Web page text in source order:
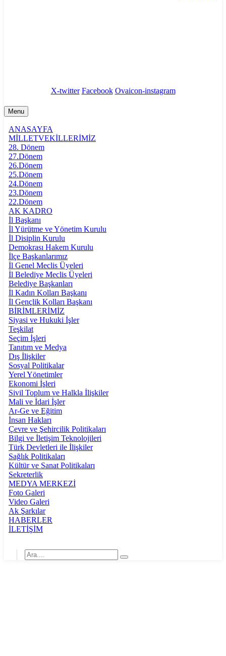
X-twitter Facebook Ovaicon-instagram
Menu
ANASAYFA
MİLLETVEKİLLERİMİZ
28. Dönem
27.Dönem
26.Dönem
25.Dönem
24.Dönem
23.Dönem
22.Dönem
AK KADRO
İl Başkanı
İl Yürütme ve Yönetim Kurulu
İl Disiplin Kurulu
Demokrası Hakem Kurulu
İlçe Başkanlarımız
İl Genel Meclis Üyeleri
İl Belediye Meclis Üyeleri
Belediye Başkanları
İl Kadın Kolları Başkanı
İl Gençlik Kolları Başkanı
BİRİMLERİMİZ
Siyasi ve Hukuki İşler
Teşkilat
Seçim İşleri
Tanıtım ve Medya
Dış İlişkiler
Sosyal Politikalar
Yerel Yönetimler
Ekonomi İşleri
Sivil Toplum ve Halkla İlişkiler
Mali ve İdari İşler
Ar-Ge ve Eğitim
İnsan Hakları
Çevre ve Şehircilik Politikaları
Bilgi ve İletişim Teknolojileri
Türk Devletleri ile İlişkiler
Sağlık Politikaları
Kültür ve Sanat Politikaları
Sekreterlik
MEDYA MERKEZİ
Foto Galeri
Video Galeri
Ak Şarkılar
HABERLER
İLETİŞİM